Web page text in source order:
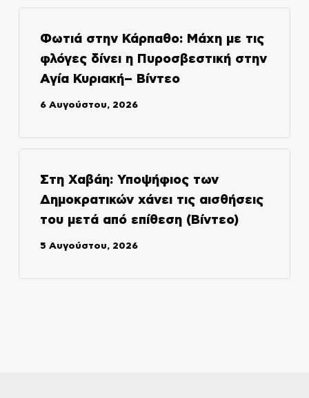
Φωτιά στην Κάρπαθο: Μάχη με τις
φλόγες δίνει η Πυροσβεστική στην
Αγία Κυριακή– Βίντεο
6 Αυγούστου, 2026
Στη Χαβάη: Υποψήφιος των
Δημοκρατικών χάνει τις αισθήσεις
του μετά από επίθεση (Βίντεο)
5 Αυγούστου, 2026